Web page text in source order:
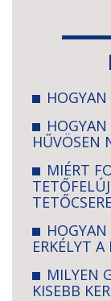
HŰVÖSEN
MIÉRT
ERKÉLYT A
MILYEN
KISEBB